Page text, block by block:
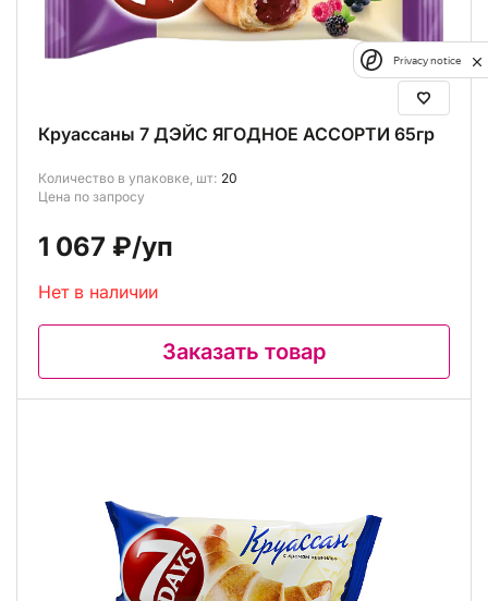
Круассаны 7 ДЭЙС ЯГОДНОЕ АССОРТИ 65гр
Количество в упаковке, шт: 20
Цена по запросу
1 067 ₽/уп
Нет в наличии
Заказать товар
Privacy notice